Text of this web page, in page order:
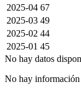
2025-04 67
2025-03 49
2025-02 44
2025-01 45
No hay datos
No hay